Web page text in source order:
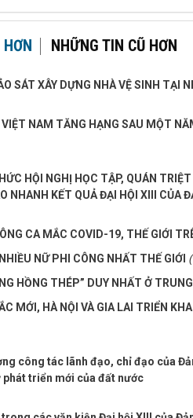
NHỮNG TIN CŨ HƠN
SÁT XÂY DỰNG NHÀ VỆ SINH TẠI
VIỆT NAM TĂNG HẠNG SAU MỘT
HỘI NGHỊ HỌC TẬP, QUÁN
NHANH KẾT QUẢ ĐẠI HỘI XIII CỦA
CA MẮC COVID-19, THẾ GIỚI
NỮ PHI CÔNG NHẤT THẾ GIỚI
HỒNG THÉP” DUY NHẤT Ở
MỚI, HÀ NỘI VÀ GIA LAI TRIỂN
công tác lãnh đạo, chỉ đạo của
triển mới của đất nước